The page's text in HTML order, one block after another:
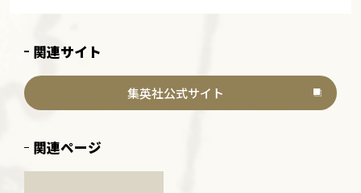
関連サイト
集英社公式サイト
関連ページ